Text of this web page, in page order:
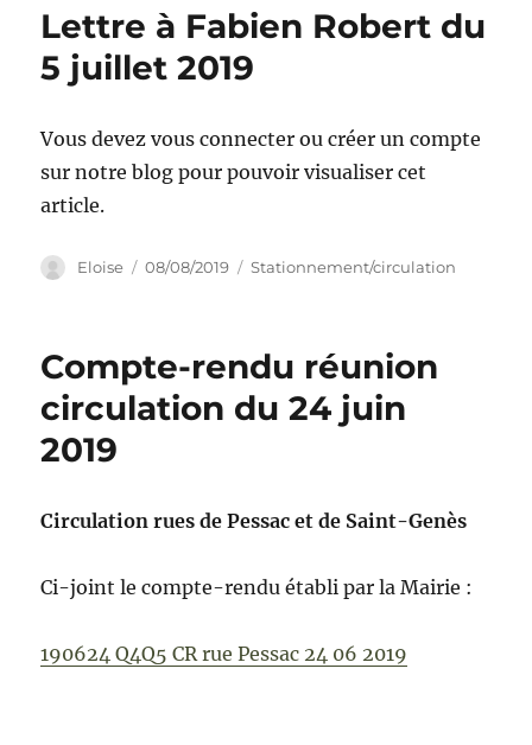
–
Saint
Genès
de
Lettre à Fabien Robert du
5 juillet 2019
Vous devez vous connecter ou créer un compte
sur notre blog pour pouvoir visualiser cet
article.
Auteur
Eloise
Publié
08/08/2019 Catégories
Stationnement/circulation
Compte-rendu réunion
circulation du 24 juin
2019
Circulation rues de Pessac et de Saint-Genès
Ci-joint le compte-rendu établi par la Mairie :
190624 Q4Q5 CR rue Pessac 24 06 2019